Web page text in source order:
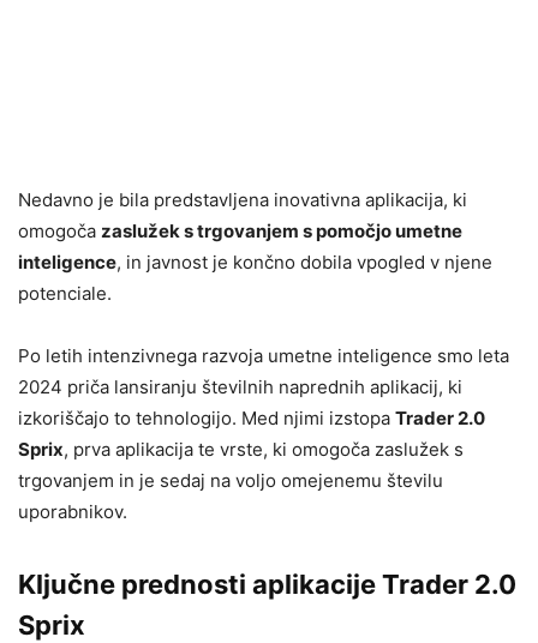
Nedavno je bila predstavljena inovativna aplikacija, ki
omogoča zaslužek s trgovanjem s pomočjo umetne
inteligence, in javnost je končno dobila vpogled v njene
potenciale.
Po letih intenzivnega razvoja umetne inteligence smo leta
2024 priča lansiranju številnih naprednih aplikacij, ki
izkoriščajo to tehnologijo. Med njimi izstopa Trader 2.0
Sprix, prva aplikacija te vrste, ki omogoča zaslužek s
trgovanjem in je sedaj na voljo omejenemu številu
uporabnikov.
Ključne prednosti aplikacije Trader 2.0
Sprix